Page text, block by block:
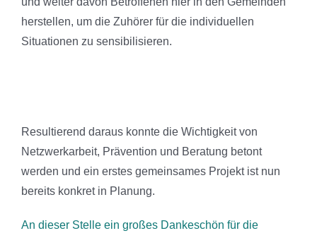
herstellen, um die Zuhörer für die individuellen
Situationen zu sensibilisieren.
Resultierend daraus konnte die Wichtigkeit von
Netzwerkarbeit, Prävention und Beratung betont
werden und ein erstes gemeinsames Projekt ist nun
bereits konkret in Planung.
An dieser Stelle ein großes Dankeschön für die